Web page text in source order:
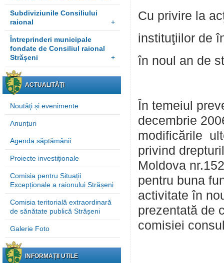
Subdiviziunile Consiliului
raional
+
Întreprinderi municipale
fondate de Consiliul raional
Strășeni
+
ACTUALITĂȚI
Noutăţi și evenimente
Anunțuri
Agenda săptămânii
Proiecte investiționale
Comisia pentru Situații
Excepționale a raionului Strășeni
Comisia teritorială extraordinară
de sănătate publică Strășeni
Galerie Foto
INFORMAȚII UTILE
Cu privire la
instituţiilor de
în noul an de
În temeiul
decembrie
modificările
privind
Moldova
pentru buna
activitate în
prezentată de
comisiei